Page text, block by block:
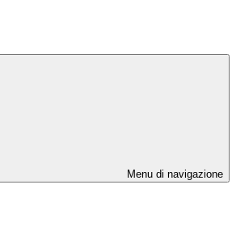
Menu di navigazione